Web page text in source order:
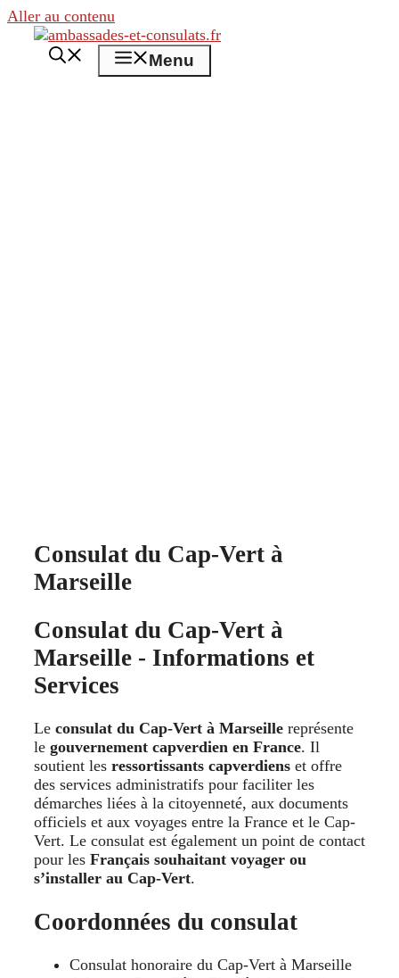
Aller au contenu
Menu
Consulat du Cap-Vert à
Marseille
Consulat du Cap-Vert à
Marseille - Informations et
Services
Le consulat du Cap-Vert à Marseille représente
le gouvernement capverdien en France. Il
soutient les ressortissants capverdiens et offre
des services administratifs pour faciliter les
démarches liées à la citoyenneté, aux documents
officiels et aux voyages entre la France et le Cap-
Vert. Le consulat est également un point de contact
pour les Français souhaitant voyager ou
s’installer au Cap-Vert.
Coordonnées du consulat
Consulat honoraire du Cap-Vert à Marseille